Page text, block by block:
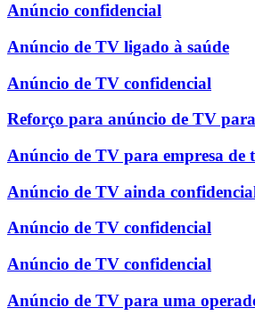
Anúncio confidencial
Anúncio de TV ligado à saúde
Anúncio de TV confidencial
Reforço para anúncio de TV
Anúncio de TV para empresa de
Anúncio de TV ainda
Anúncio de TV confidencial
Anúncio de TV confidencial
Anúncio de TV para uma